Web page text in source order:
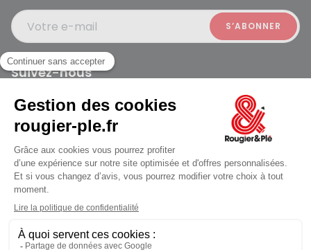
Votre e-mail
Suivez-nous
Rougier et Plé 2024 Copyright
Mentions légales
Conditions générales des ventes